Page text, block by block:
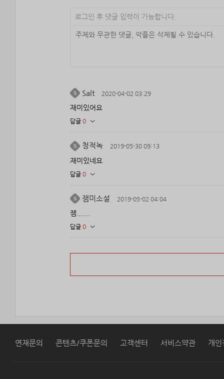
로그인 후 댓글 입력이 가능합니다.
Salt 2020-04-02 03:29
재미있어요
답글 0
청적녹 2019-05-30 09:13
재미있네요
답글 0
잼미소설 2019-05-02 04:04
잼.......
답글 0
연재문의 콘텐츠/쿠폰문의 고객센터 서비스약관 개인